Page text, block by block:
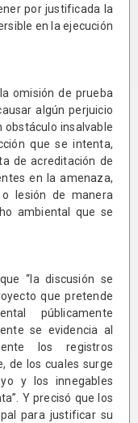
por justificada la
en la ejecución
omisión de prueba
algún perjuicio
insalvable
que se intenta,
de acreditación de
en la amenaza,
o lesión de manera
ambiental que se
“la discusión se
que pretende
públicamente
se evidencia al
los registros
de los cuales surge
y los innegables
Y precisó que los
para justificar su